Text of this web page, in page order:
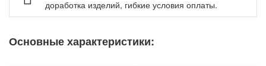
Тележки ручные для перевозки грузов
Колеса и колесные опоры
доработка изделий, гибкие условия оплаты.
Основные характеристики: